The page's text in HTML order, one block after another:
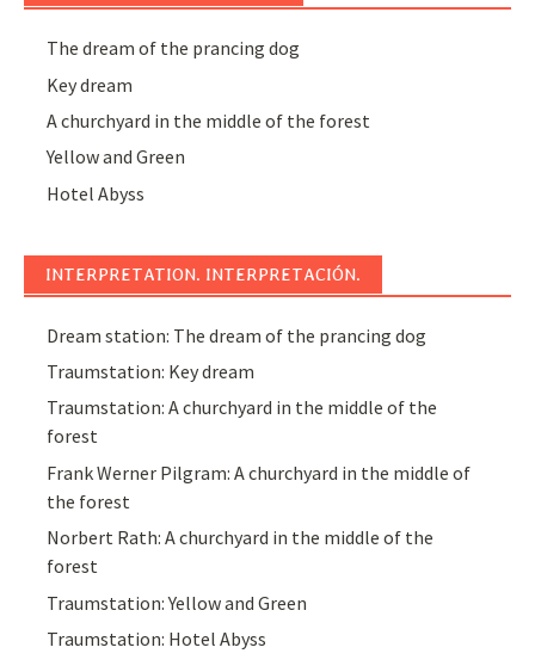
The dream of the prancing dog
Key dream
A churchyard in the middle of the forest
Yellow and Green
Hotel Abyss
INTERPRETATION. INTERPRETACIÓN.
Dream station: The dream of the prancing dog
Traumstation: Key dream
Traumstation: A churchyard in the middle of the
forest
Frank Werner Pilgram: A churchyard in the middle of
the forest
Norbert Rath: A churchyard in the middle of the
forest
Traumstation: Yellow and Green
Traumstation: Hotel Abyss